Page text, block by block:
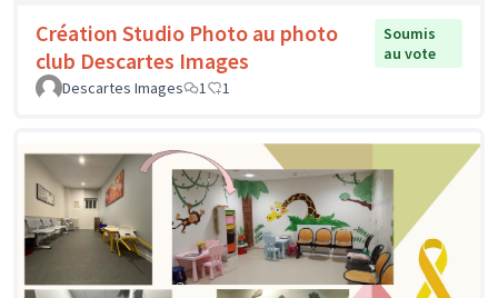
Création Studio Photo au photo
club Descartes Images
Soumis
au vote
Descartes Images
1 1